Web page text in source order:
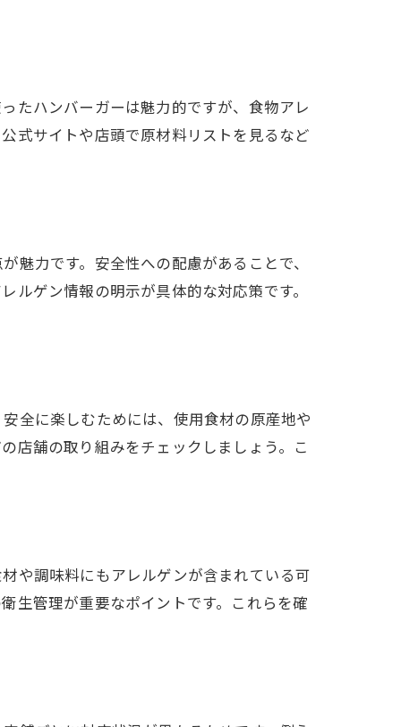
たハンバーガーは魅力的ですが、食物アレ
式サイトや店頭で原材料リストを見るなど
力です。安全性への配慮があることで、
ゲン情報の明示が具体的な対応策です。
全に楽しむためには、使用食材の原産地や
店舗の取り組みをチェックしましょう。こ
や調味料にもアレルゲンが含まれている可
生管理が重要なポイントです。これらを確